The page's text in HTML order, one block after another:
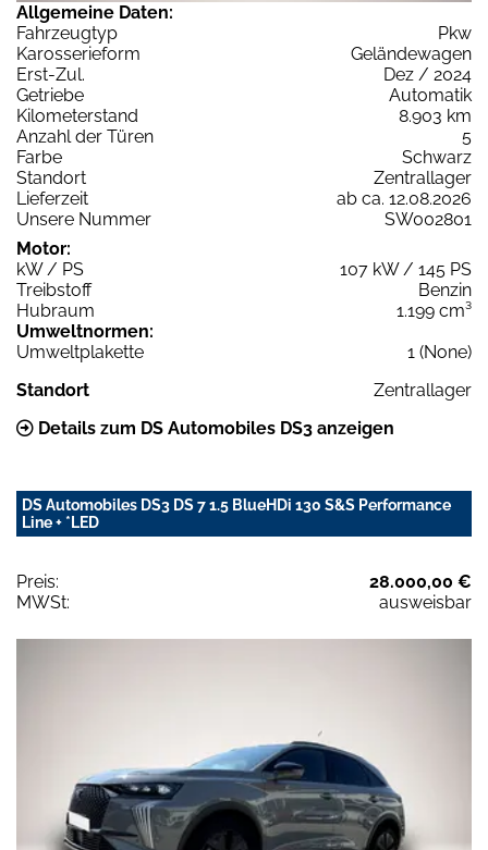
Allgemeine Daten:
Fahrzeugtyp
Pkw
Karosserieform
Geländewagen
Erst-Zul.
Dez / 2024
Getriebe
Automatik
Kilometerstand
8.903 km
Anzahl der Türen
5
Farbe
Schwarz
Standort
Zentrallager
Lieferzeit
ab ca. 12.08.2026
Unsere Nummer
SW002801
Motor:
kW / PS
107 kW / 145 PS
Treibstoff
Benzin
Hubraum
1.199 cm³
Umweltnormen:
Umweltplakette
1 (None)
Standort
Zentrallager
Details zum DS Automobiles DS3 anzeigen
DS Automobiles DS3 DS 7 1.5 BlueHDi 130 S&S Performance
Line + *LED
Preis:
28.000,00 €
MWSt:
ausweisbar